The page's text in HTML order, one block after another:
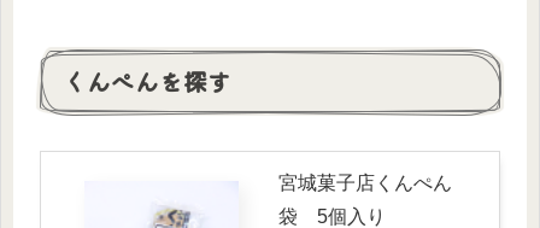
くんぺんを探す
宮城菓子店くんぺん
袋 5個入り